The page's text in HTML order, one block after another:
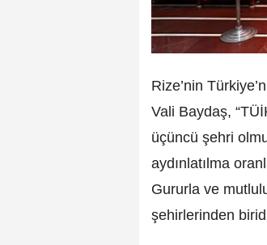
Rize’nin
Vali Baydaş,
üçüncü şehri
aydınlatılma
Gururla ve
şehirlerinden